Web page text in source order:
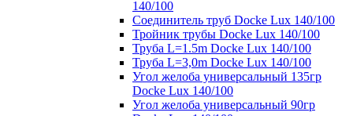
140/100
Соединитель труб Docke Lux 140/100
Тройник трубы Docke Lux 140/100
Труба L=1.5m Docke Lux 140/100
Труба L=3,0m Docke Lux 140/100
Угол желоба универсальный 135гр
Docke Lux 140/100
Угол желоба универсальный 90гр